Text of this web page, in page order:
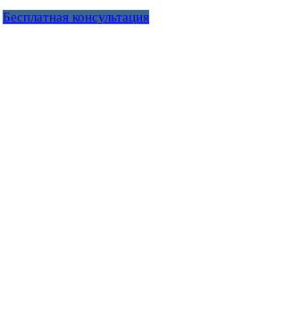
Бесплатная консультация